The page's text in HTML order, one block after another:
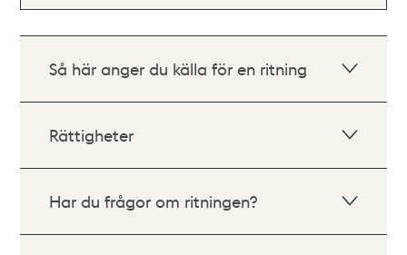
Så här anger du källa för en ritning
Rättigheter
Har du frågor om ritningen?